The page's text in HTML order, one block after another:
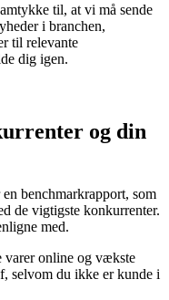
til, at vi må sende
i branchen,
til relevante
dig igen.
og din
benchmarkrapport, som
de vigtigste konkurrenter.
med.
varer online og vækste
selvom du ikke er kunde i